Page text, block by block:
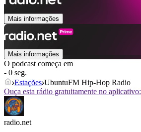
Mais informações
Mais informações
O podcast começa em
- 0 seg.
Estações UbuntuFM Hip-Hop Radio
Ouça esta rádio gratuitamente no aplicativo:
radio.net